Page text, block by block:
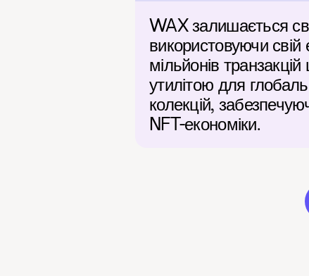
WAX залишається
використовуючи
мільйонів
утилітою для
колекцій,
NFT-економіки.